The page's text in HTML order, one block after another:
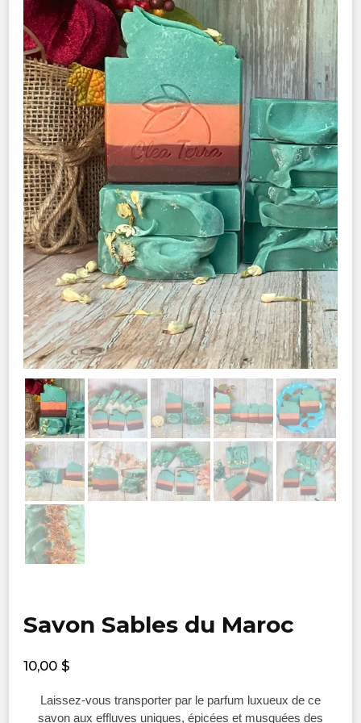
Savon Sables du Maroc
10,00 $
Laissez-vous transporter par le parfum luxueux de ce
savon aux effluves uniques, épicées et musquées des